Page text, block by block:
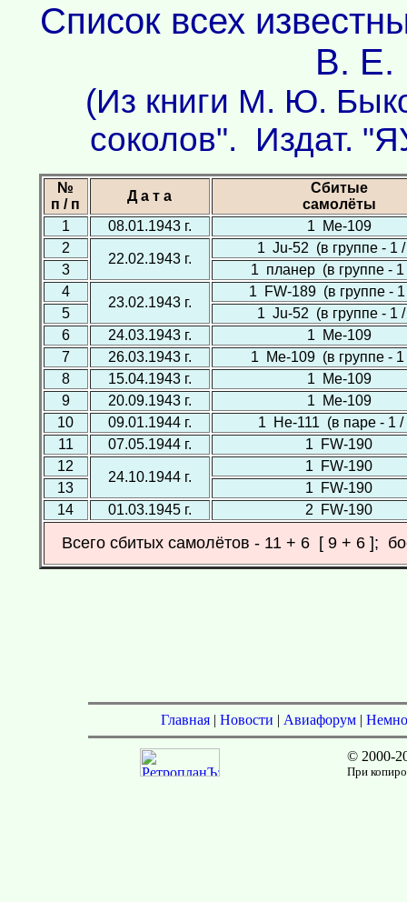
Список всех
В. Е.
(Из книги М. Ю.
соколов". Издат.
№
п / п
Д а т а
Сбитые
самолёты
1
08.01.1943 г.
1 Ме-109
2
22.02.1943 г.
1 Ju-52 (в группе - 1 /
3
1 планер (в группе - 1
4
23.02.1943 г.
1 FW-189 (в группе - 1
5
1 Ju-52 (в группе - 1 /
6
24.03.1943 г.
1 Ме-109
7
26.03.1943 г.
1 Ме-109 (в группе - 1
8
15.04.1943 г.
1 Ме-109
9
20.09.1943 г.
1 Ме-109
10
09.01.1944 г.
1 Не-111 (в паре - 1 /
11
07.05.1944 г.
1 FW-190
12
24.10.1944 г.
1 FW-190
13
1 FW-190
14
01.03.1945 г. 2 FW-190
Всего сбитых самолётов - 11 + 6 [ 9 + 6 ];
Главная | Новости | Авиафорум |
© 2000-
При